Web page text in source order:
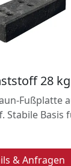
28 kg
Fußplatte
Stabile Basis
& Anfragen